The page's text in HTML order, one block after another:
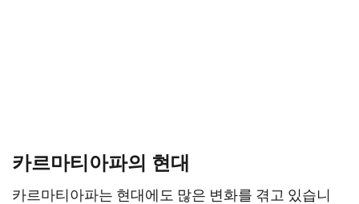
카르마티아파의 현대
카르마티아파는 현대에도 많은 변화를 겪고 있습니